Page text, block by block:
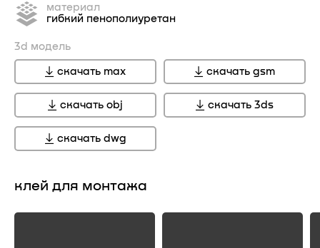
материал
гибкий пенополиуретан
3d модель
скачать max скачать gsm
скачать obj скачать 3ds
скачать dwg
клей для монтажа